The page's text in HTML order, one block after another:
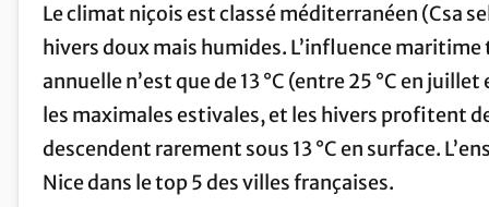
Le climat niçois est classé méditerranéen (Csa
hivers doux mais humides. L’influence
annuelle n’est que de 13 °C (entre 25 °C en
les maximales estivales, et les hivers profitent
descendent rarement sous 13 °C en surface.
Nice dans le top 5 des villes françaises.